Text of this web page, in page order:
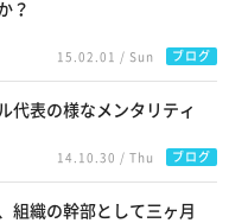
？
15.02.01 / Sun ブログ
代表の様なメンタリティ
14.10.30 / Thu ブログ
組織の幹部として三ヶ月